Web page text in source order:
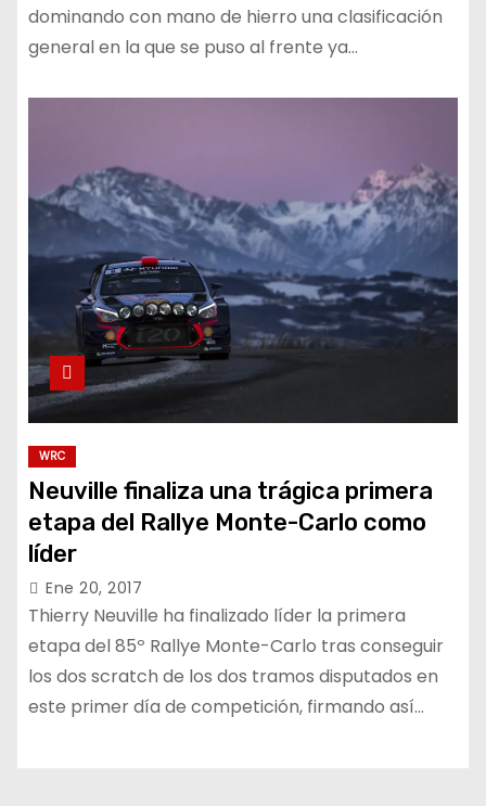
dominando con mano de hierro una clasificación
general en la que se puso al frente ya…
WRC
Neuville finaliza una trágica primera
etapa del Rallye Monte-Carlo como
líder
Ene 20, 2017
Thierry Neuville ha finalizado líder la primera
etapa del 85º Rallye Monte-Carlo tras conseguir
los dos scratch de los dos tramos disputados en
este primer día de competición, firmando así…